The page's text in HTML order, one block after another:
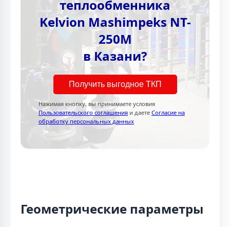
теплообменника
Kelvion Mashimpeks NT-
250M
в Казани?
Получить выгодное ТКП
Нажимая кнопку, вы принимаете условия
Пользовательского соглашения и даете Согласие на
обработку персональных данных
Геометрические параметры